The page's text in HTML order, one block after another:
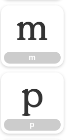
m
m
p
p